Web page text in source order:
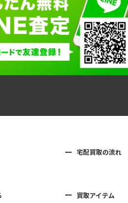
宅配買取の流れ
買取アイテム